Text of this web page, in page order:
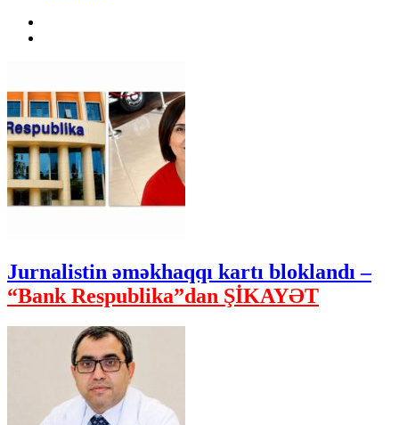
Jurnalistin əməkhaqqı kartı bloklandı –
“Bank Respublika”dan ŞİKAYƏT